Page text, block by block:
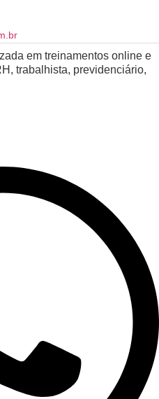
em treinamentos online e
trabalhista, previdenciário,